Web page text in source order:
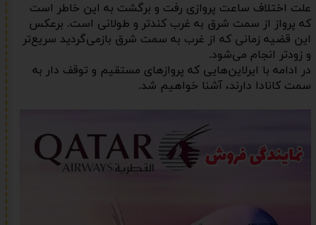
علت اختلاف ساعت پروازی رفت و برگشت به این خاطر است
که پرواز از سمت شرق به غرب کندتر و طولانی است. برعکس
این قضیه زمانی که از غرب به سمت شرق بازمی‌گردید سریع‌تر
و زودتر انجام می‌شود.
در ادامه با ایرلاین‌هایی که پروازهای مستقیم و توقف دار به
سمت کانادا دارند، آشنا خواهیم شد.